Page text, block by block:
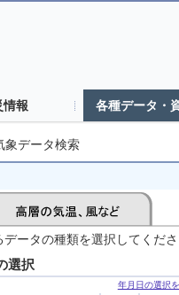
情報 各種データ・
象データ検索
ータの種類を選択してくだ
選択
年月日の選択